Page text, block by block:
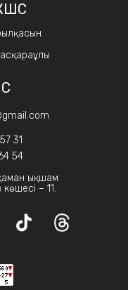
31
54
ықшам
– 11.